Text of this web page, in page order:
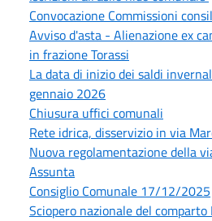
Convocazione Commissioni
Avviso d'asta - Alienazione ex
in frazione Torassi
La data di inizio dei saldi
gennaio 2026
Chiusura uffici comunali
Rete idrica, disservizio in via
Nuova regolamentazione della
Assunta
Consiglio Comunale 17/12/2025
Sciopero nazionale del